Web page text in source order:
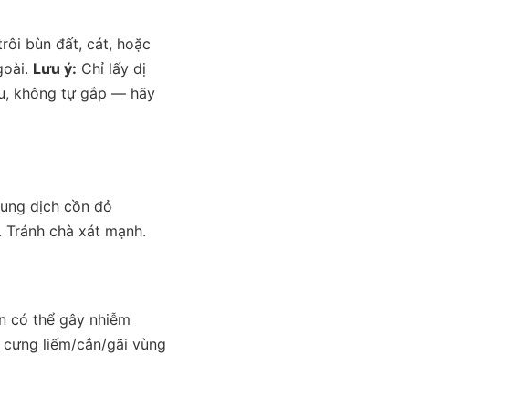
bùn đất, cát, hoặc
Lưu ý: Chỉ lấy dị
không tự gắp — hãy
dịch cồn đỏ
chà xát mạnh.
có thể gây nhiễm
liếm/cắn/gãi vùng